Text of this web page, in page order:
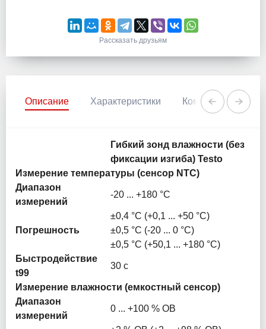
Рассказать друзьям
Описание Характеристики Комментарии
Гибкий зонд влажности (без
фиксации изгиба) Testo
Измерение температуры (сенсор NTC)
Диапазон
измерений
-20 ... +180 °C
Погрешность
±0,4 °C (+0,1 ... +50 °C)
±0,5 °C (-20 ... 0 °C)
±0,5 °C (+50,1 ... +180 °C)
Быстродействие
t99
30 с
Измерение влажности (емкостный сенсор)
Диапазон
измерений
0 ... +100 % ОВ